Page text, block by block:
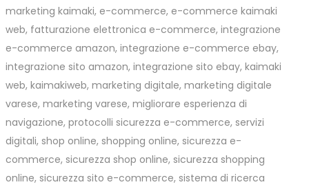
marketing kaimaki, e-commerce, e-commerce kaimaki
web, fatturazione elettronica e-commerce, integrazione
e-commerce amazon, integrazione e-commerce ebay,
integrazione sito amazon, integrazione sito ebay, kaimaki
web, kaimakiweb, marketing digitale, marketing digitale
varese, marketing varese, migliorare esperienza di
navigazione, protocolli sicurezza e-commerce, servizi
digitali, shop online, shopping online, sicurezza e-
commerce, sicurezza shop online, sicurezza shopping
online, sicurezza sito e-commerce, sistema di ricerca